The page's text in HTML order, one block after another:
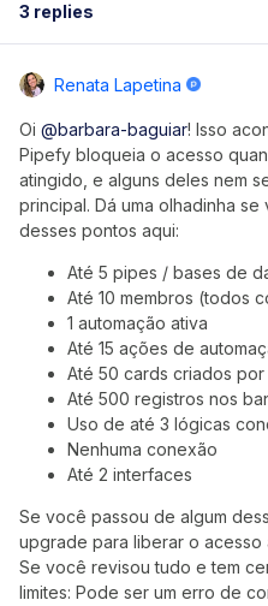
3 replies
Renata Lapetina
Oi ​ @barbara-baguiar! Isso
Pipefy bloqueia o acesso
atingido, e alguns deles nem
principal. Dá uma olhadinha
desses pontos aqui:
Até 5 pipes / bases de
Até 10 membros (todos
1 automação ativa
Até 15 ações de
Até 50 cards criados por
Até 500 registros nos
Uso de até 3 lógicas
Nenhuma conexão
Até 2 interfaces
Se você passou de algum
upgrade para liberar o acesso
Se você revisou tudo e tem
limites: Pode ser um erro de